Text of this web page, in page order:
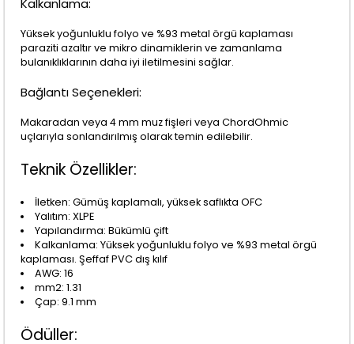
Kalkanlama:
Yüksek yoğunluklu folyo ve %93 metal örgü kaplaması
paraziti azaltır ve mikro dinamiklerin ve zamanlama
bulanıklıklarının daha iyi iletilmesini sağlar.
Bağlantı Seçenekleri:
Makaradan veya 4 mm muz fişleri veya ChordOhmic
uçlarıyla sonlandırılmış olarak temin edilebilir.
Teknik Özellikler:
İletken: Gümüş kaplamalı, yüksek saflıkta OFC
Yalıtım: XLPE
Yapılandırma: Bükümlü çift
Kalkanlama: Yüksek yoğunluklu folyo ve %93 metal örgü
kaplaması. Şeffaf PVC dış kılıf
AWG: 16
mm2: 1.31
Çap: 9.1 mm
Ödüller: